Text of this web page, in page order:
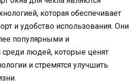
которая обеспечивает
и удобство использования. Они
популярными и
людей, которые ценят
и стремятся улучшить